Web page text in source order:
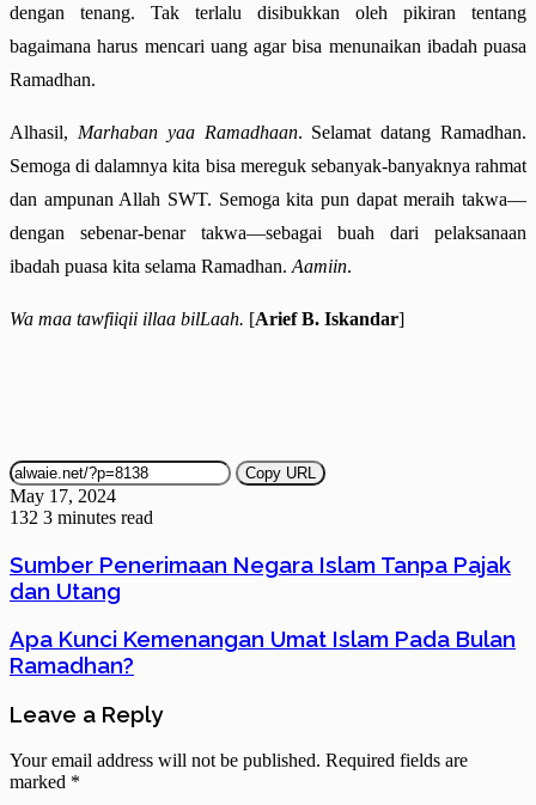
dengan tenang. Tak terlalu disibukkan oleh pikiran tentang
bagaimana harus mencari uang agar bisa menunaikan ibadah puasa
Ramadhan.
Alhasil, Marhaban yaa Ramadhaan. Selamat datang Ramadhan.
Semoga di dalamnya kita bisa mereguk sebanyak-banyaknya rahmat
dan ampunan Allah SWT. Semoga kita pun dapat meraih takwa—
dengan sebenar-benar takwa—sebagai buah dari pelaksanaan
ibadah puasa kita selama Ramadhan. Aamiin.
Wa maa tawfiiqii illaa bilLaah. [Arief B. Iskandar]
Copy URL
May 17, 2024
132 3 minutes read
Sumber Penerimaan Negara Islam Tanpa Pajak
dan Utang
Apa Kunci Kemenangan Umat Islam Pada Bulan
Ramadhan?
Leave a Reply
Your email address will not be published. Required fields are
marked *